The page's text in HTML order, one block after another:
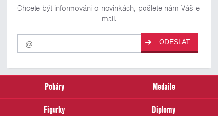
Chcete být informováni o novinkách, pošlete nám Váš e-
mail.
Pro
odběr
našich
email
ODESLAT
Poháry
Medaile
Figurky
Diplomy